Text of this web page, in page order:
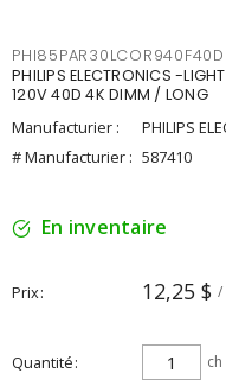
PHILIPS ELECTRONICS -
120V 40D 4K DIMM / LONG
Manufacturier :
PHILIPS
# Manufacturier : 587410
En inventaire
Prix 12,25 $ /
Quantité ch